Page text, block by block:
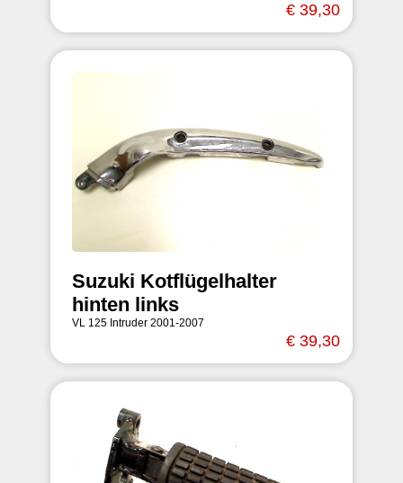
€ 39,30
Suzuki Kotflügelhalter
hinten links
VL 125 Intruder 2001-2007
€ 39,30